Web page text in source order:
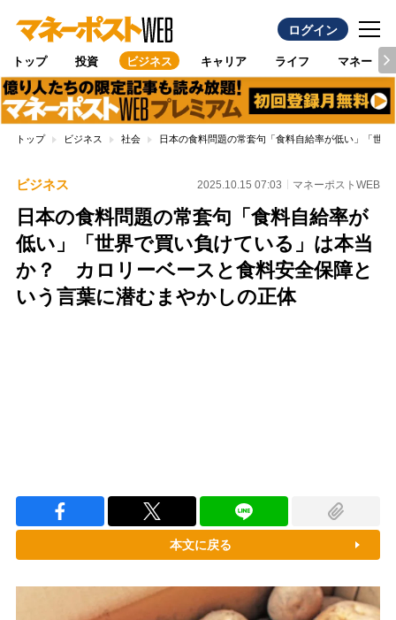
ログイン
トップ 投資 ビジネス キャリア ライフ マネー
トップ ビジネス 社会 日本の食料問題の常套句「食料自給率が低い」「世
ビジネス 2025.10.15 07:03 マネーポストWEB
日本の食料問題の常套句「食料自給率が
低い」「世界で買い負けている」は本当
か？ カロリーベースと食料安全保障と
いう言葉に潜むまやかしの正体
本文に戻る